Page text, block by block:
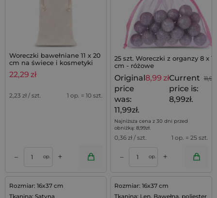
Woreczki bawełniane 11 x 20
cm na świece i kosmetyki
lawendowe - 10 szt.
22,29 zł
2,23 zł / szt. 1 op. = 10 szt.
– op. +
25 szt. Woreczki z organzy 8 x
cm - różowe
11,99
Original
price
was:
11,99zł.
8,99 złCurrent
price is:
8,99zł.
Najniższa cena z 30 dni przed
obniżką:8,99zł.
0,36 zł / szt. 1 op. = 25 szt.
– op. +
Rozmiar: 16x37 cm
Tkanina: Satyna
Rozmiar: 16x37 cm
Tkanina: Len, Bawełna, poliester